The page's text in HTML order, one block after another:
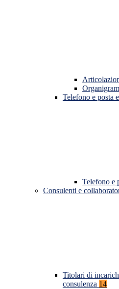
Telefono e posta
Telefono e
Consulenti e
Titolari di
consulenza 14